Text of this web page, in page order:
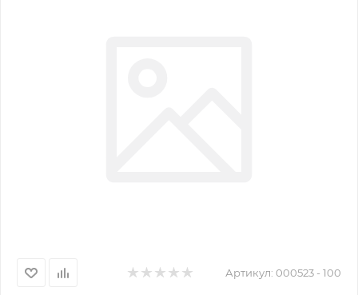
Артикул: 000523 - 100